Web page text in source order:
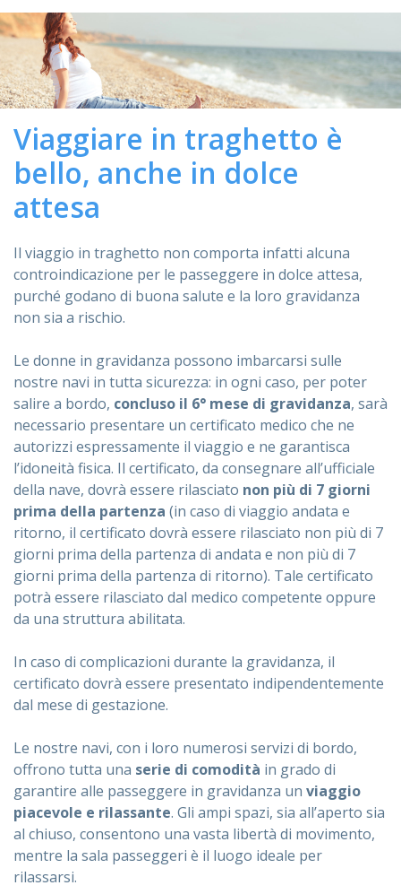
AssistenzaOnline
Assistenza02 76028132
Viaggiare in traghetto è
bello, anche in dolce
attesa
Il viaggio in traghetto non comporta infatti alcuna
controindicazione per le passeggere in dolce attesa,
purché godano di buona salute e la loro gravidanza
non sia a rischio.
Le donne in gravidanza possono imbarcarsi sulle
nostre navi in tutta sicurezza: in ogni caso, per poter
salire a bordo, concluso il 6° mese di gravidanza, sarà
necessario presentare un certificato medico che ne
autorizzi espressamente il viaggio e ne garantisca
l’idoneità fisica. Il certificato, da consegnare all’ufficiale
della nave, dovrà essere rilasciato non più di 7 giorni
prima della partenza (in caso di viaggio andata e
ritorno, il certificato dovrà essere rilasciato non più di 7
giorni prima della partenza di andata e non più di 7
giorni prima della partenza di ritorno). Tale certificato
potrà essere rilasciato dal medico competente oppure
da una struttura abilitata.
In caso di complicazioni durante la gravidanza, il
certificato dovrà essere presentato indipendentemente
dal mese di gestazione.
Le nostre navi, con i loro numerosi servizi di bordo,
offrono tutta una serie di comodità in grado di
garantire alle passeggere in gravidanza un viaggio
piacevole e rilassante. Gli ampi spazi, sia all’aperto sia
al chiuso, consentono una vasta libertà di movimento,
mentre la sala passeggeri è il luogo ideale per
rilassarsi.